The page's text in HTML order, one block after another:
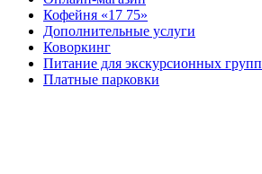
Кофейня «17 75»
Дополнительные услуги
Коворкинг
Питание для экскурсионных групп
Платные парковки